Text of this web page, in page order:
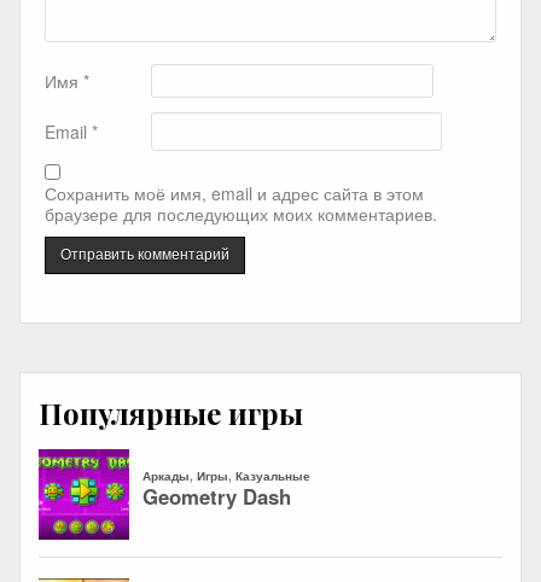
Имя *
Email *
Сохранить моё имя, email и адрес сайта в этом
браузере для последующих моих комментариев.
Популярные игры